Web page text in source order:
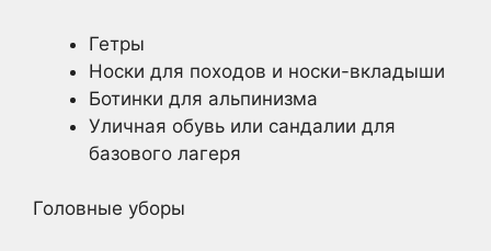
Гетры
Носки для походов и носки-вкладыши
Ботинки для альпинизма
Уличная обувь или сандалии для
базового лагеря
Головные уборы